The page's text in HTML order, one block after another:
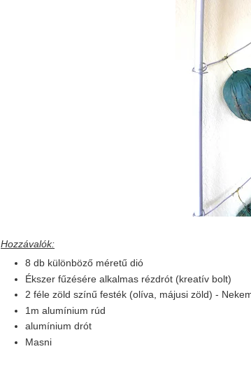
Hozzávalók:
8 db különböző méretű dió
Ékszer fűzésére alkalmas rézdrót (kreatív bolt)
2 féle zöld színű festék (olíva, májusi zöld) -
1m alumínium rúd
alumínium drót
Masni